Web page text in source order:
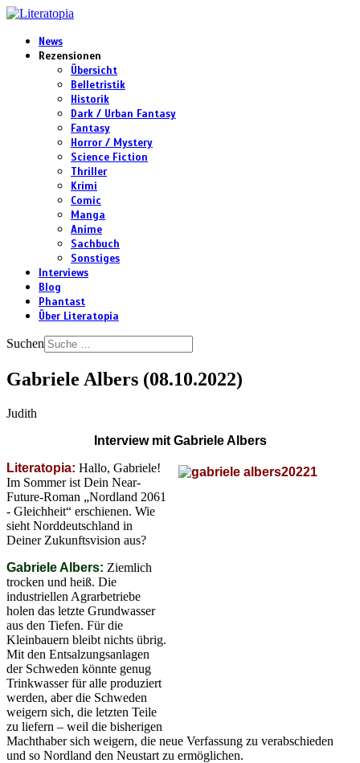
News
Rezensionen
Übersicht
Belletristik
Historik
Dark / Urban Fantasy
Fantasy
Horror / Mystery
Science Fiction
Thriller
Krimi
Comic
Manga
Anime
Sachbuch
Sonstiges
Interviews
Blog
Phantast
Über Literatopia
Suchen
Gabriele Albers (08.10.2022)
Judith
Interview mit Gabriele Albers
Literatopia: Hallo, Gabriele!
Im Sommer ist Dein Near-
Future-Roman „Nordland 2061
- Gleichheit“ erschienen. Wie
sieht Norddeutschland in
Deiner Zukunftsvision aus?
Gabriele Albers: Ziemlich
trocken und heiß. Die
industriellen Agrarbetriebe
holen das letzte Grundwasser
aus den Tiefen. Für die
Kleinbauern bleibt nichts übrig.
Mit den Entsalzungsanlagen
der Schweden könnte genug
Trinkwasser für alle produziert
werden, aber die Schweden
weigern sich, die letzten Teile
zu liefern – weil die bisherigen
Machthaber sich weigern, die neue Verfassung zu verabschieden
und so Nordland den Neustart zu ermöglichen.